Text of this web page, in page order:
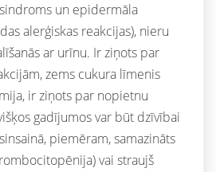
un epidermāla
alerģiskas reakcijas), nieru
ar urīnu. Ir ziņots par
zems cukura līmenis
ir ziņots par nopietnu
gadījumos var būt dzīvībai
piemēram, samazināts
vai straujš